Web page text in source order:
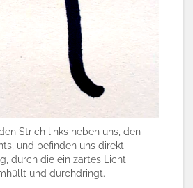
Strich links neben uns, den
und befinden uns direkt
durch die ein zartes Licht
und durchdringt.